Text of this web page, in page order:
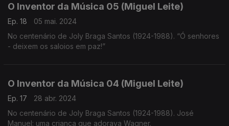
O Inventor da Música 05 (Miguel Leite)
Ep. 18
05 mai. 2024
No centenário de Joly Braga Santos (1924-1988). “Ó senhores
- deixem os saloios em paz!”
O Inventor da Música 04 (Miguel Leite)
Ep. 17
28 abr. 2024
No centenário de Joly Braga Santos (1924-1988). José
Manuel: uma criança que adorava Wagner.